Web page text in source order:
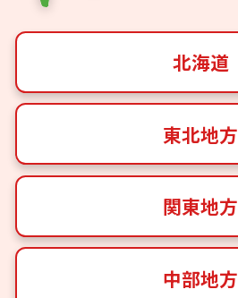
北海道
東北地方
関東地方
中部地方